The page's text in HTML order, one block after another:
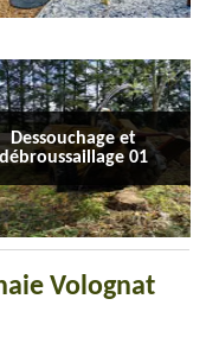
Dessouchage et
débroussaillage 01
Volognat